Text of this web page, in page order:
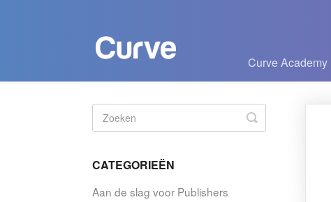
Curve Academy
Zoeken
in-/uitschakelen
CATEGORIEËN
Aan de slag voor Publishers